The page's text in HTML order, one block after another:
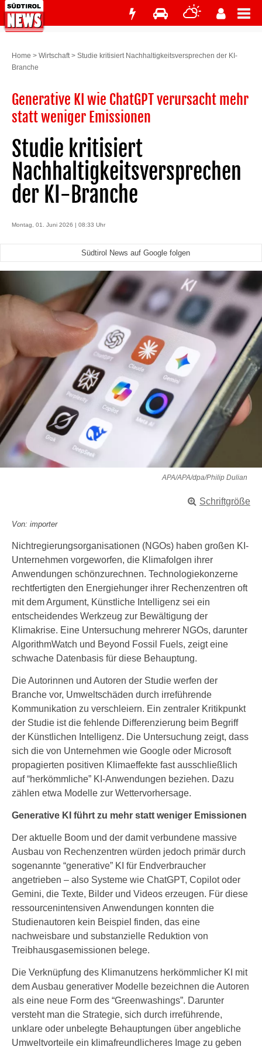
Home > Wirtschaft> Studie kritisiert Nachhaltigkeitsversprechen der KI-
Branche
Generative KI wie ChatGPT verursacht mehr
statt weniger Emissionen
Studie kritisiert
Nachhaltigkeitsversprechen
der KI-Branche
Montag, 01. Juni 2026 | 08:33 Uhr
Südtirol News auf Google folgen
APA/APA/dpa/Philip Dulian
Schriftgröße
Von: importer
Nichtregierungsorganisationen (NGOs) haben großen KI-
Unternehmen vorgeworfen, die Klimafolgen ihrer
Anwendungen schönzurechnen. Technologiekonzerne
rechtfertigten den Energiehunger ihrer Rechenzentren oft
mit dem Argument, Künstliche Intelligenz sei ein
entscheidendes Werkzeug zur Bewältigung der
Klimakrise. Eine Untersuchung mehrerer NGOs, darunter
AlgorithmWatch und Beyond Fossil Fuels, zeigt eine
schwache Datenbasis für diese Behauptung.
Die Autorinnen und Autoren der Studie werfen der
Branche vor, Umweltschäden durch irreführende
Kommunikation zu verschleiern. Ein zentraler Kritikpunkt
der Studie ist die fehlende Differenzierung beim Begriff
der Künstlichen Intelligenz. Die Untersuchung zeigt, dass
sich die von Unternehmen wie Google oder Microsoft
propagierten positiven Klimaeffekte fast ausschließlich
auf “herkömmliche” KI-Anwendungen beziehen. Dazu
zählen etwa Modelle zur Wettervorhersage.
Generative KI führt zu mehr statt weniger Emissionen
Der aktuelle Boom und der damit verbundene massive
Ausbau von Rechenzentren würden jedoch primär durch
sogenannte “generative” KI für Endverbraucher
angetrieben – also Systeme wie ChatGPT, Copilot oder
Gemini, die Texte, Bilder und Videos erzeugen. Für diese
ressourcenintensiven Anwendungen konnten die
Studienautoren kein Beispiel finden, das eine
nachweisbare und substanzielle Reduktion von
Treibhausgasemissionen belege.
Die Verknüpfung des Klimanutzens herkömmlicher KI mit
dem Ausbau generativer Modelle bezeichnen die Autoren
als eine neue Form des “Greenwashings”. Darunter
versteht man die Strategie, sich durch irreführende,
unklare oder unbelegte Behauptungen über angebliche
Umweltvorteile ein klimafreundlicheres Image zu geben